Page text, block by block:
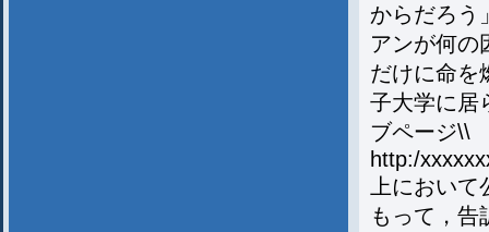
からだろう
アンが何の
だけに命を
子大学に居
ブページ\\
http:/
上におい
もって，告